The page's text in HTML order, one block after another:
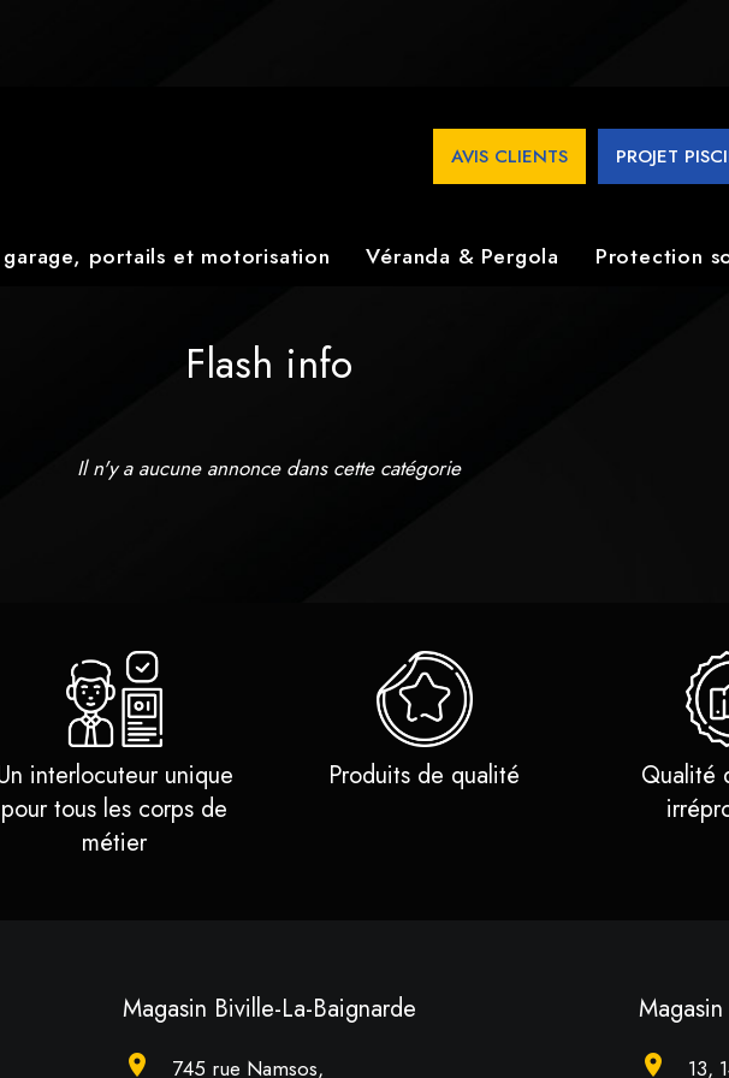
AVIS CLIENTS PROJET
portails et motorisation Véranda & Pergola Protection
Flash info
Il n'y a aucune annonce dans cette catégorie
interlocuteur unique
pour tous les corps de
métier
Produits de qualité
Qualité
Magasin Biville-La-Baignarde
location_on 745 rue Namsos, location_on 13,